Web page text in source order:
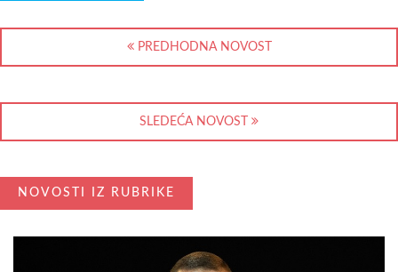
PREDHODNA NOVOST
SLEDEĆA NOVOST
NOVOSTI IZ RUBRIKE